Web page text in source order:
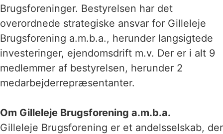
Brugsforeninger. Bestyrelsen har det
overordnede strategiske ansvar for Gilleleje
Brugsforening a.m.b.a., herunder langsigtede
investeringer, ejendomsdrift m.v. Der er i alt 9
medlemmer af bestyrelsen, herunder 2
medarbejderrepræsentanter.
Om Gilleleje Brugsforening a.m.b.a.
Gilleleje Brugsforening er et andelsselskab, der